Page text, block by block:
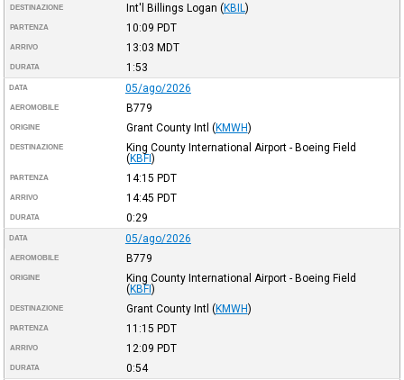
DESTINAZIONE Int'l Billings Logan (KBIL )
PARTENZA 10:09 PDT
ARRIVO 13:03 MDT
DURATA 1:53
DATA 05/ago/2026
AEROMOBILE B779
ORIGINE Grant County Intl (KMWH)
DESTINAZIONE
King County International Airport - Boeing Field
(KBFI)
PARTENZA 14:15 PDT
ARRIVO 14:45 PDT
DURATA 0:29
DATA 05/ago/2026
AEROMOBILE B779
ORIGINE
King County International Airport - Boeing Field
(KBFI)
DESTINAZIONE Grant County Intl (KMWH)
PARTENZA 11:15 PDT
ARRIVO 12:09 PDT
DURATA 0:54